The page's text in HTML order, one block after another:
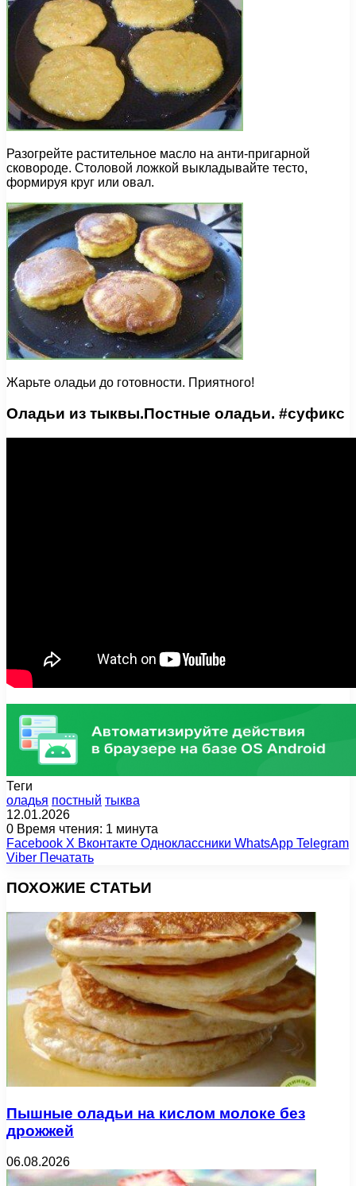
Разогрейте растительное масло на анти-пригарной
сковороде. Столовой ложкой выкладывайте тесто,
формируя круг или овал.
Жарьте оладьи до готовности. Приятного!
Оладьи из тыквы.Постные оладьи. #суфикс
Теги
оладья постный тыква
12.01.2026
0 Время чтения: 1 минута
Facebook X Вконтакте Одноклассники WhatsApp Telegram
Viber Печатать
ПОХОЖИЕ СТАТЬИ
Пышные оладьи на кислом молоке без
дрожжей
06.08.2026